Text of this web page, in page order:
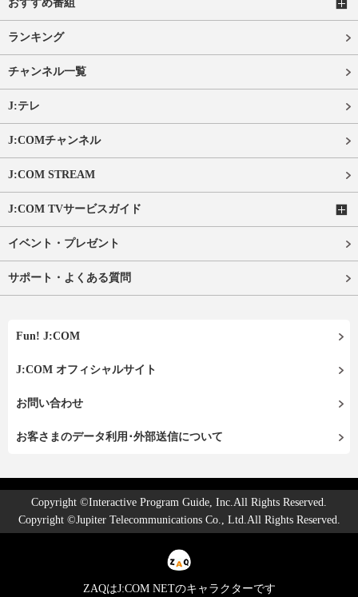
おすすめ番組
ランキング
チャンネル一覧
J:テレ
J:COMチャンネル
J:COM STREAM
J:COM TVサービスガイド
イベント・プレゼント
サポート・よくある質問
Fun! J:COM
J:COM オフィシャルサイト
お問い合わせ
お客さまのデータ利用･外部送信について
Copyright ©Interactive Program Guide, Inc.All Rights Reserved.
Copyright ©Jupiter Telecommunications Co., Ltd.All Rights Reserved.
ZAQはJ:COM NETのキャラクターです